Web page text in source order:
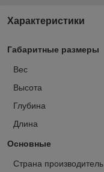
Характеристики
Габаритные размеры
Вес
Высота
Глубина
Длина
Основные
Страна производитель